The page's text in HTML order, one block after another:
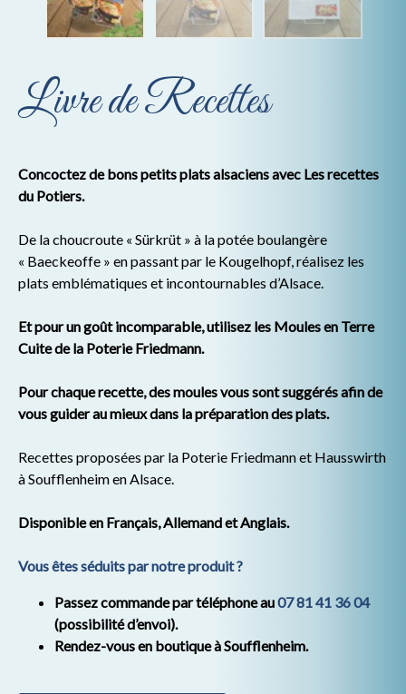
Livre de Recettes
Concoctez de bons petits plats alsaciens avec Les recettes
du Potiers.
De la choucroute « Sürkrüt » à la potée boulangère
« Baeckeoffe » en passant par le Kougelhopf, réalisez les
plats emblématiques et incontournables d’Alsace.
Et pour un goût incomparable, utilisez les Moules en Terre
Cuite de la Poterie Friedmann.
Pour chaque recette, des moules vous sont suggérés afin de
vous guider au mieux dans la préparation des plats.
Recettes proposées par la Poterie Friedmann et Hausswirth
à Soufflenheim en Alsace.
Disponible en Français, Allemand et Anglais.
Vous êtes séduits par notre produit ?
Passez commande par téléphone au07 81 41 36 04
(possibilité d’envoi).
Rendez-vous en boutique à Soufflenheim.